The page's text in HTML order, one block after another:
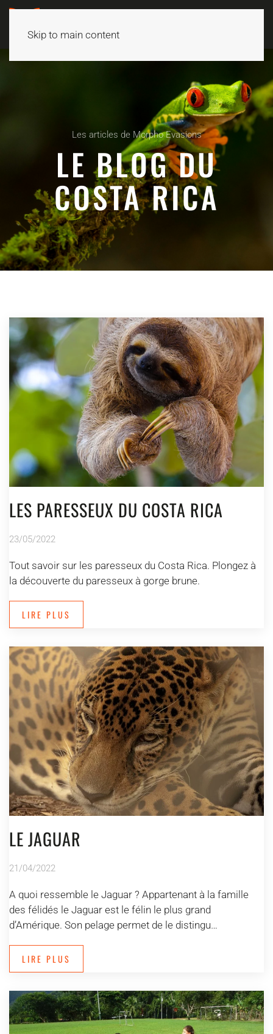
Skip to main content
Les articles de Morpho Evasions
LE BLOG DU
COSTA RICA
LES PARESSEUX DU COSTA RICA
23/05/2022
Tout savoir sur les paresseux du Costa Rica. Plongez à
la découverte du paresseux à gorge brune.
LIRE PLUS
LE JAGUAR
21/04/2022
A quoi ressemble le Jaguar ? Appartenant à la famille
des félidés le Jaguar est le félin le plus grand
d’Amérique. Son pelage permet de le distingu…
LIRE PLUS